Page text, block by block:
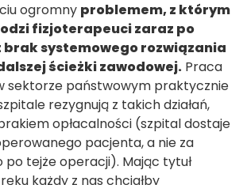
ogromny problemem, z którym
fizjoterapeuci zaraz po
systemowego rozwiązania
ścieżki zawodowej. Praca
sektorze państwowym praktycznie
rezygnują z takich działań,
opłacalności (szpital dostaje
pacjenta, a nie za
po tejże operacji). Mając tytuł
każdy z nas chciałby